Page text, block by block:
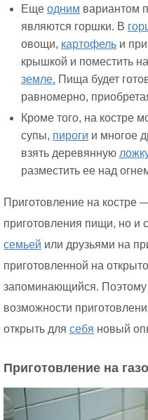
Еще одним вариантом
являются горшки. В
овощи, картофель и
крышкой и поместить
земле. Пища будет
равномерно,
Кроме того, на костре
супы, пироги и многое
взять деревянную
разместить ее над
Приготовление на костре
приготовления пищи, но и
семьей или друзьями на
приготовленной на
запоминающийся. Поэтому
возможности
открыть для себя новый
Приготовление на